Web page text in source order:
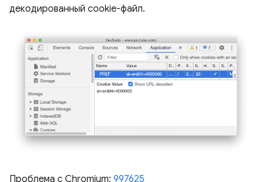
декодированный cookie-файл.
Проблема с Chromium: 997625